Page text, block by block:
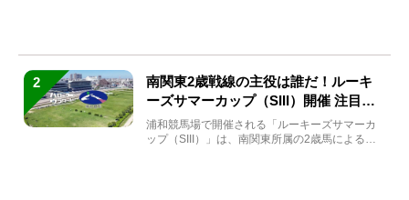
2
南関東2歳戦線の主役は誰だ！ルーキ
ーズサマーカップ（SIII）開催 注目馬
と見どころをチェック
浦和競馬場で開催される「ルーキーズサマーカ
ップ（SIII）」は、南関東所属の2歳馬による注